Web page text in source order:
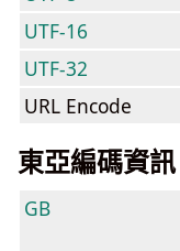
UTF-16
UTF-32
URL Encode
東亞編碼資訊
GB